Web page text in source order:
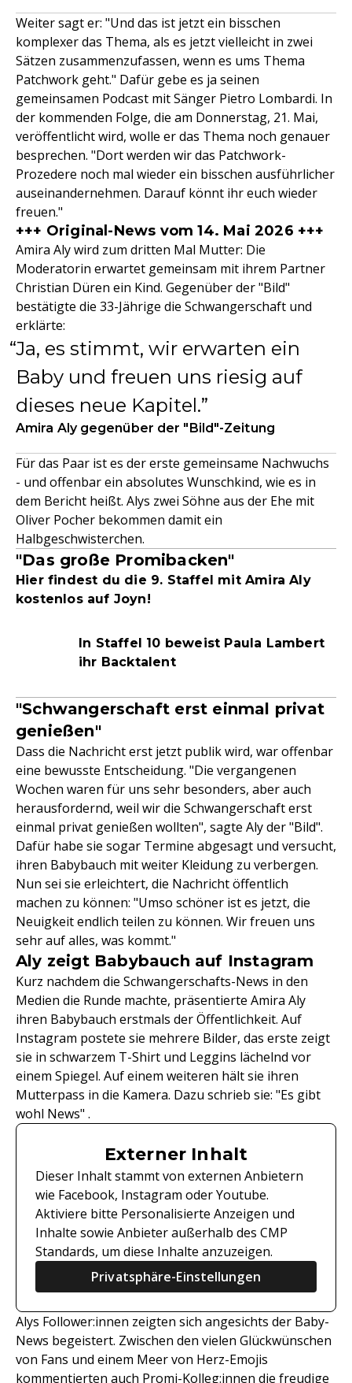
Weiter sagt er: "Und das ist jetzt ein bisschen
komplexer das Thema, als es jetzt vielleicht in zwei
Sätzen zusammenzufassen, wenn es ums Thema
Patchwork geht." Dafür gebe es ja seinen
gemeinsamen Podcast mit Sänger Pietro Lombardi. In
der kommenden Folge, die am Donnerstag, 21. Mai,
veröffentlicht wird, wolle er das Thema noch genauer
besprechen. "Dort werden wir das Patchwork-
Prozedere noch mal wieder ein bisschen ausführlicher
auseinandernehmen. Darauf könnt ihr euch wieder
freuen."
+++ Original-News vom 14. Mai 2026 +++
Amira Aly wird zum dritten Mal Mutter: Die
Moderatorin erwartet gemeinsam mit ihrem Partner
Christian Düren ein Kind. Gegenüber der "Bild"
bestätigte die 33-Jährige die Schwangerschaft und
erklärte:
Ja, es stimmt, wir erwarten ein
Baby und freuen uns riesig auf
dieses neue Kapitel.
Amira Aly gegenüber der "Bild"-Zeitung
Für das Paar ist es der erste gemeinsame Nachwuchs
- und offenbar ein absolutes Wunschkind, wie es in
dem Bericht heißt. Alys zwei Söhne aus der Ehe mit
Oliver Pocher bekommen damit ein
Halbgeschwisterchen.
"Das große Promibacken"
Hier findest du die 9. Staffel mit Amira Aly
kostenlos auf Joyn!
In Staffel 10 beweist Paula Lambert
ihr Backtalent
"Schwangerschaft erst einmal privat
genießen"
Dass die Nachricht erst jetzt publik wird, war offenbar
eine bewusste Entscheidung. "Die vergangenen
Wochen waren für uns sehr besonders, aber auch
herausfordernd, weil wir die Schwangerschaft erst
einmal privat genießen wollten", sagte Aly der "Bild".
Dafür habe sie sogar Termine abgesagt und versucht,
ihren Babybauch mit weiter Kleidung zu verbergen.
Nun sei sie erleichtert, die Nachricht öffentlich
machen zu können: "Umso schöner ist es jetzt, die
Neuigkeit endlich teilen zu können. Wir freuen uns
sehr auf alles, was kommt."
Aly zeigt Babybauch auf Instagram
Kurz nachdem die Schwangerschafts-News in den
Medien die Runde machte, präsentierte Amira Aly
ihren Babybauch erstmals der Öffentlichkeit. Auf
Instagram postete sie mehrere Bilder, das erste zeigt
sie in schwarzem T-Shirt und Leggins lächelnd vor
einem Spiegel. Auf einem weiteren hält sie ihren
Mutterpass in die Kamera. Dazu schrieb sie: "Es gibt
wohl News" .
Externer Inhalt
Dieser Inhalt stammt von externen Anbietern
wie Facebook, Instagram oder Youtube.
Aktiviere bitte Personalisierte Anzeigen und
Inhalte sowie Anbieter außerhalb des CMP
Standards, um diese Inhalte anzuzeigen.
Privatsphäre-Einstellungen
Alys Follower:innen zeigten sich angesichts der Baby-
News begeistert. Zwischen den vielen Glückwünschen
von Fans und einem Meer von Herz-Emojis
kommentierten auch Promi-Kolleg:innen die freudige